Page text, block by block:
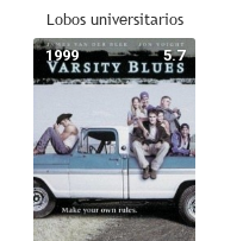
Lobos universitarios
5.7
1999